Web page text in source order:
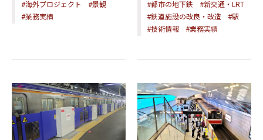
#海外プロジェクト
#景観
#業務実績
#都市の地下鉄
#新交通・LRT
#鉄道施設の改良・改造
#駅
#技術情報
#業務実績